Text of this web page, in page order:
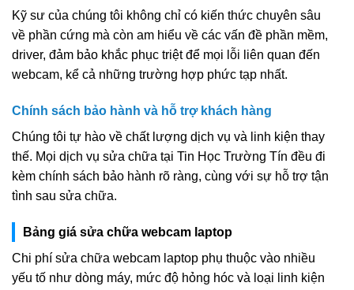
Kỹ sư của chúng tôi không chỉ có kiến thức chuyên sâu
về phần cứng mà còn am hiểu về các vấn đề phần mềm,
driver, đảm bảo khắc phục triệt để mọi lỗi liên quan đến
webcam, kể cả những trường hợp phức tạp nhất.
Chính sách bảo hành và hỗ trợ khách hàng
Chúng tôi tự hào về chất lượng dịch vụ và linh kiện thay
thế. Mọi dịch vụ sửa chữa tại Tin Học Trường Tín đều đi
kèm chính sách bảo hành rõ ràng, cùng với sự hỗ trợ tận
tình sau sửa chữa.
Bảng giá sửa chữa webcam laptop
Chi phí sửa chữa webcam laptop phụ thuộc vào nhiều
yếu tố như dòng máy, mức độ hỏng hóc và loại linh kiện